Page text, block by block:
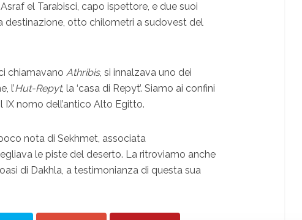
el Tarabisci, capo ispettore, e due suoi
destinazione, otto chilometri a sudovest del
chiamavano Athribis, si innalzava uno dei
l’Hut-Repyt, la ‘casa di Repyt’. Siamo ai confini
IX nomo dell’antico Alto Egitto.
nota di Sekhmet, associata
le piste del deserto. La ritroviamo anche
di Dakhla, a testimonianza di questa sua